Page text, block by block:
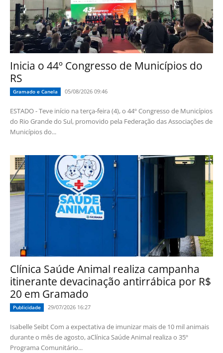
Inicia o 44º Congresso de Municípios do
RS
Gramado e Canela 05/08/2026 09:46
ESTADO - Teve início na terça-feira (4), o 44º Congresso de Municípios
do Rio Grande do Sul, promovido pela Federação das Associações de
Municípios do...
Clínica Saúde Animal realiza campanha
itinerante devacinação antirrábica por R$
20 em Gramado
Publicidade 29/07/2026 16:27
Isabelle Seibt Com a expectativa de imunizar mais de 10 mil animais
durante o mês de agosto, aClínica Saúde Animal realiza o 35º
Programa Comunitário...